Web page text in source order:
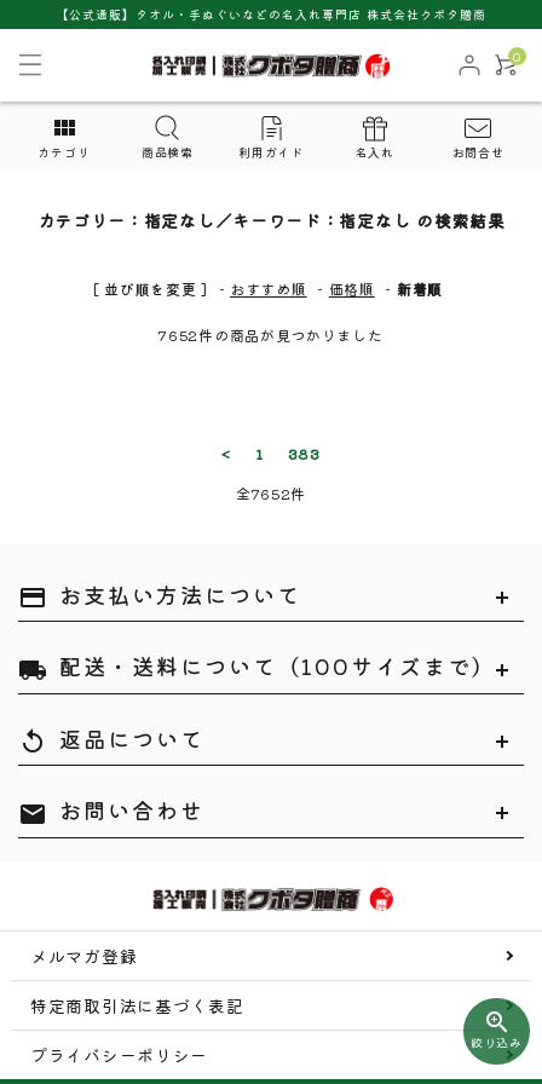
【公式通販】タオル・手ぬぐいなどの名入れ専門店 株式会社クボタ贈商
0
カテゴリ 商品検索 利用ガイド 名入れ お問合せ
カテゴリー：指定なし／キーワード：指定なし の検索結果
[ 並び順を変更 ] - おすすめ順 - 価格順 - 新着順
7652件の商品が見つかりました
< 1
383
全7652件
zoom_in
絞り込み
検索する
payment お支払い方法について
local_shipping 配送・送料について（100サイズまで）
replay 返品について
mail お問い合わせ
メルマガ登録
特定商取引法に基づく表記
プライバシーポリシー